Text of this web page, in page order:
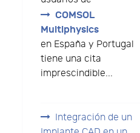
COMSOL
Multiphysics
en España y Portugal
tiene una cita
imprescindible...
Integración de un